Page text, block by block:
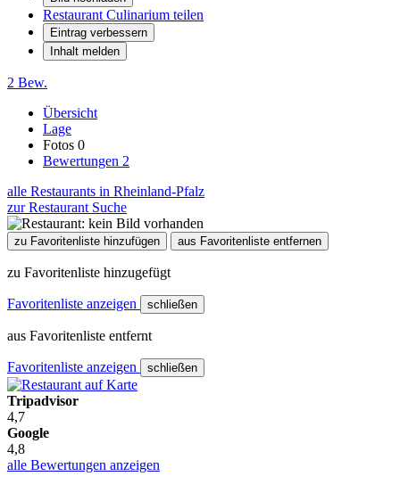
Restaurant Culinarium teilen
Eintrag verbessern
Inhalt melden
2 Bew.
Übersicht
Lage
Fotos 0
Bewertungen 2
alle Restaurants in Rheinland-Pfalz
zur Restaurant Suche
zu Favoritenliste hinzufügen aus Favoritenliste entfernen
zu Favoritenliste hinzugefügt
Favoritenliste anzeigen schließen
aus Favoritenliste entfernt
Favoritenliste anzeigen schließen
Tripadvisor
4,7
Google
4,8
alle Bewertungen anzeigen